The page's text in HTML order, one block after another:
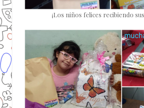
¡Los niños felices recibiendo